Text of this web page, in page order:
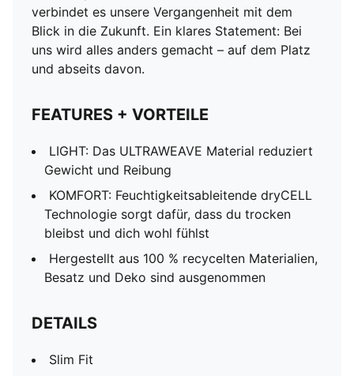
verbindet es unsere Vergangenheit mit dem
Blick in die Zukunft. Ein klares Statement: Bei
uns wird alles anders gemacht – auf dem Platz
und abseits davon.
FEATURES + VORTEILE
LIGHT: Das ULTRAWEAVE Material reduziert
Gewicht und Reibung
KOMFORT: Feuchtigkeitsableitende dryCELL
Technologie sorgt dafür, dass du trocken
bleibst und dich wohl fühlst
Hergestellt aus 100 % recycelten Materialien,
Besatz und Deko sind ausgenommen
DETAILS
Slim Fit